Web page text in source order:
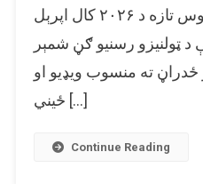
ځیني
ستوري
د
پوښتنې
درملنې لاندې دی، اوس تازه د ۲۰۲۶ کال اپرېل
ټولنیزو رسنیو ګڼ شمېر
ته منسوب ویډیو او
ځیني […]
Continue Reading